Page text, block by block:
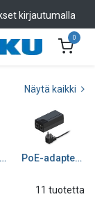
kirjautumalla
0
Näytä kaikki
Reititinkotelot ja tarv PoE-adapterit ja muuntimet
11 tuotetta